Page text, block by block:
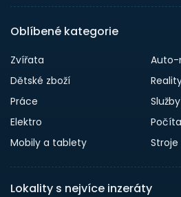
Oblíbené kategorie
Zvířata
Dětské zboží
Práce
Služby
Elektro
Mobily a tablety
Stroje
Lokality s nejvíce inzeráty